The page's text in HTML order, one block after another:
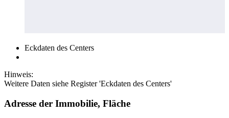
Eckdaten des Centers
Hinweis:
Weitere Daten siehe Register 'Eckdaten des Centers'
Adresse der Immobilie, Fläche